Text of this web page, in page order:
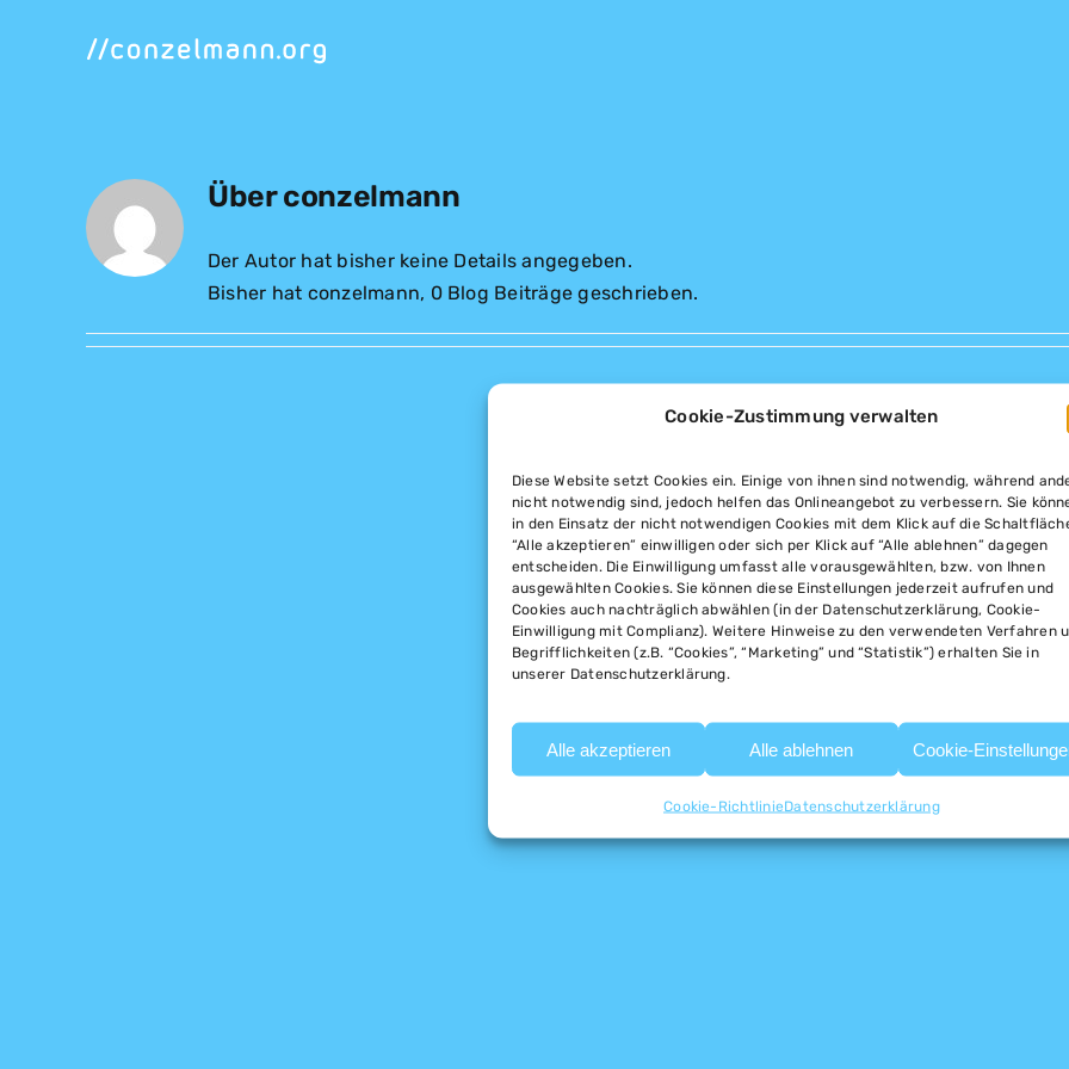
Cookie-Zustimmung verwalten
Diese Website setzt Cookies ein. Einige von ihnen sind notwendig, während
nicht notwendig sind, jedoch helfen das Onlineangebot zu verbessern. Sie
in den Einsatz der nicht notwendigen Cookies mit dem Klick auf die
“Alle akzeptieren” einwilligen oder sich per Klick auf “Alle ablehnen” dagegen
entscheiden. Die Einwilligung umfasst alle vorausgewählten, bzw. von Ihnen
ausgewählten Cookies. Sie können diese Einstellungen jederzeit aufrufen und
Cookies auch nachträglich abwählen (in der Datenschutzerklärung, Cookie-
Einwilligung mit Complianz). Weitere Hinweise zu den verwendeten Verfahren
Begrifflichkeiten (z.B. “Cookies”, “Marketing” und “Statistik”) erhalten Sie in
unserer Datenschutzerklärung.
Alle akzeptieren Alle ablehnen Cookie-
Cookie-RichtlinieDatenschutzerklärung
Überconzelmann
Der Autor hat bisher keine Details angegeben.
Bisher hat conzelmann, 0 Blog Beiträge geschrieben.